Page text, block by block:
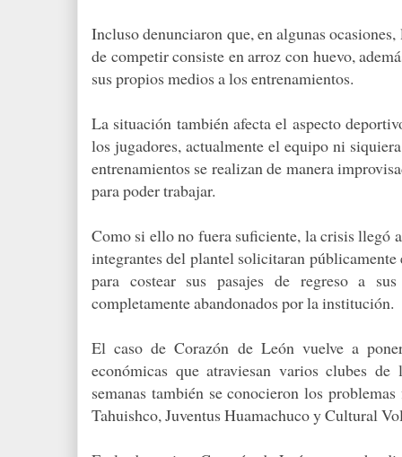
Incluso denunciaron que, en algunas
de competir consiste en arroz con huevo,
sus propios medios a los entrenamientos.
La situación también afecta el aspecto
los jugadores, actualmente el equipo ni
entrenamientos se realizan de manera
para poder trabajar.
Como si ello no fuera suficiente, la crisis llegó
integrantes del plantel solicitaran
para costear sus pasajes de regreso a
completamente abandonados por la institución.
El caso de Corazón de León vuelve a
económicas que atraviesan varios clubes
semanas también se conocieron los
Tahuishco, Juventus Huamachuco y Cultural